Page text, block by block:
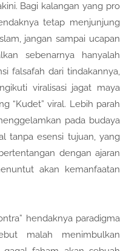
Bagi kalangan yang pro
tetap menjunjung
jangan sampai ucapan
sebenarnya hanyalah
falsafah dari tindakannya,
viralisasi jagat maya
“Kudet” viral. Lebih parah
pada budaya
tanpa esensi tujuan, yang
dengan ajaran
akan kemanfaatan
hendaknya paradigma
malah menimbulkan